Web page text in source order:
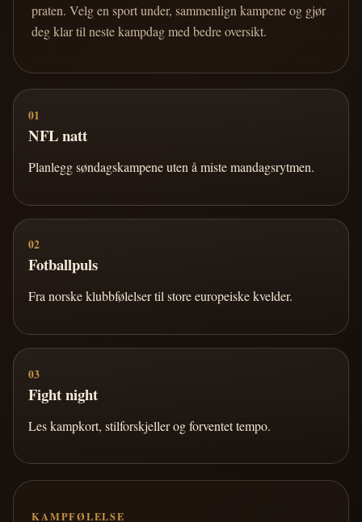
praten. Velg en sport under, sammenlign kampene og gjør
deg klar til neste kampdag med bedre oversikt.
01
NFL natt
Planlegg søndagskampene uten å miste mandagsrytmen.
02
Fotballpuls
Fra norske klubbfølelser til store europeiske kvelder.
03
Fight night
Les kampkort, stilforskjeller og forventet tempo.
KAMPFØLELSE